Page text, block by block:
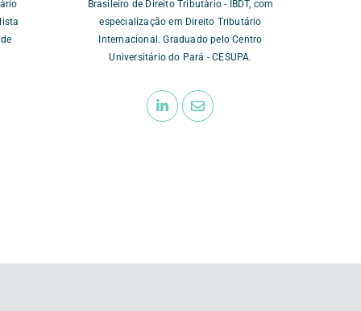
Brasileiro de Direito Tributário - IBDT, com
especialização em Direito Tributário
Internacional. Graduado pelo Centro
Universitário do Pará - CESUPA.